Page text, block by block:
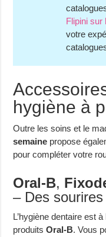
Flipini sur
votre
hygiène à
Outre les soins et le
semaine propose
pour compléter votre
Oral-B,
– Des
L’hygiène dentaire est
produitsOral-B. Vous